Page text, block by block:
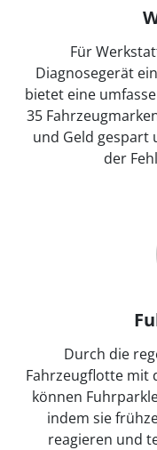
Für
Diagnosegerät
bietet eine
35
und Geld gespart
der
Durch die
Fahrzeugflotte mit
können
indem sie
reagieren und